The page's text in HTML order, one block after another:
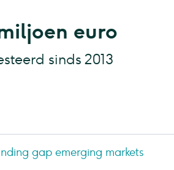
euro
sinds 2013